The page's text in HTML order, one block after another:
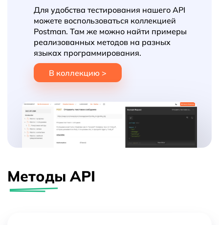
Для удобства тестирования нашего API
можете воспользоваться коллекцией
Postman. Там же можно найти примеры
реализованных методов на разных
языках программирования.
В коллекцию >
Методы API